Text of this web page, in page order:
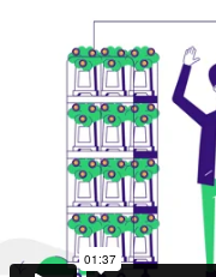
Over ons
Contact
Strategie